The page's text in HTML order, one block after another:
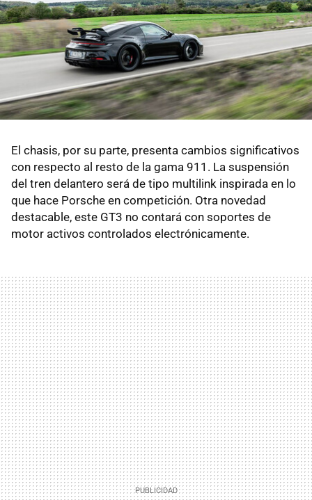
El chasis, por su parte, presenta cambios significativos
con respecto al resto de la gama 911. La suspensión
del tren delantero será de tipo multilink inspirada en lo
que hace Porsche en competición. Otra novedad
destacable, este GT3 no contará con soportes de
motor activos controlados electrónicamente.